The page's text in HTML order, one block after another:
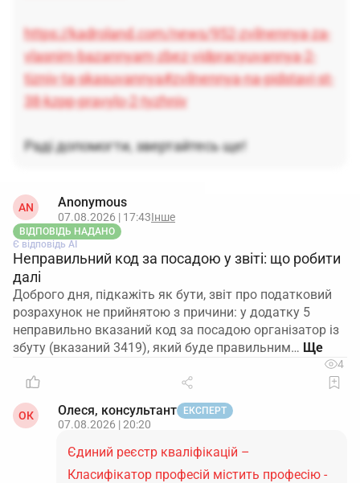
https://kadroland.com/news/952-zvilnennya-za-
vlasnim-bazannyam-zbez-vidpracyuvannya-2-
tizniv-ta-skasuvannya#zvilnennya-na-pidstavi-st-
38-kzpp-pravylo-2-tyzhniv
Раді допомогти, звертайтесь ще!
AN Anonymous
07.08.2026 | 17:43Інше
ВІДПОВІДЬ НАДАНО
Є відповідь АІ
Неправильний код за посадою у звіті: що робити
далі
Доброго дня, підкажіть як бути, звіт про податковий
розрахунок не прийнятою з причини: у додатку 5
неправильно вказаний код за посадою організатор із
збуту (вказаний 3419), який буде правильним…
4
ОК Олеся, консультант ЕКСПЕРТ
07.08.2026 | 20:20
Єдиний реєстр кваліфікацій –
Класифікатор професій містить професію -